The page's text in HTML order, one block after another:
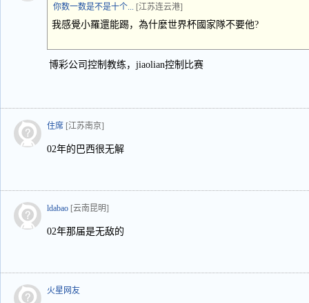
你数一数是不是十个... [江苏连云港]
我感覺小羅還能踢，為什麼世界杯國家隊不要他?
博彩公司控制教练，jiaolian控制比赛
住席 [江苏南京]
02年的巴西很无解
ldabao [云南昆明]
02年那届是无敌的
火星网友